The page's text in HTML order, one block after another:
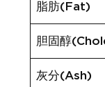
脂肪(Fat)
胆固醇
灰分(Ash)